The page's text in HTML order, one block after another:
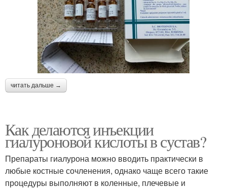
читать дальше →
Как делаются инъекции
гиалуроновой кислоты в сустав?
Препараты гиалурона можно вводить практически в
любые костные сочленения, однако чаще всего такие
процедуры выполняют в коленные, плечевые и